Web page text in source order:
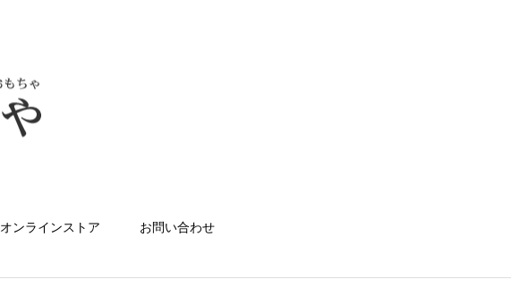
オンラインストア お問い合わせ